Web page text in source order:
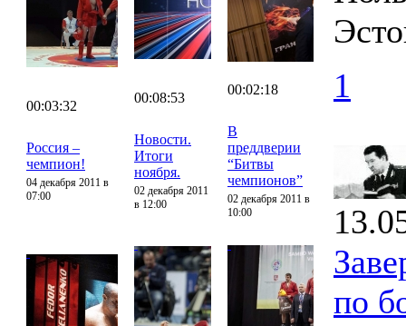
00:03:32
Россия –
чемпион!
04 декабря 2011 в
07:00
00:08:53
Новости.
Итоги
ноября.
02 декабря 2011
в 12:00
00:02:18
В
преддверии
“Битвы
чемпионов”
02 декабря 2011 в
10:00
1
по